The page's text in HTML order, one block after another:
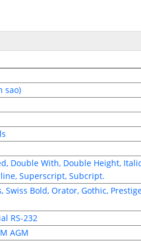
sao)
Double With, Double Height,
Superscript, Subcript.
Swiss Bold, Orator, Gothic,
RS-232
AGM